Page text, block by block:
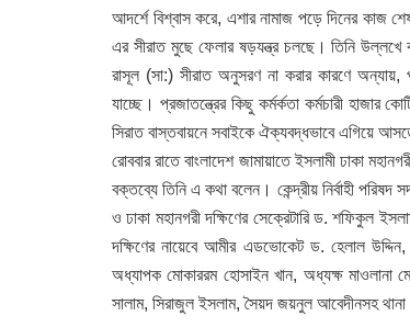
আদর্শে বিশ্বাস করে, এশার নামাজ পড়ে দিনের
এর সীরাত মুছে ফেলার ষড়যন্ত্র চলছে। তিনি উল্লখে
রাসূল (সা:) সীরাত অনুসরণ না করার কারণে
যাচ্ছে। প্রজাতন্ত্রের কিছু কর্মর্কতা কর্মচারী
সিরাত বাস্তবায়নে সবাইকে ঐক্যবদ্ধভাবে এগিয়ে
রোববার রাতে বাংলাদেশ জামায়াতে ইসলামী ঢাকা
বক্তব্যে তিনি এ কথা বলেন। কেন্দ্রীয় নির্বাহী
ও ঢাকা মহানগরী দক্ষিণের সেক্রেটারি ড. শফিকুল
দক্ষিণের নায়েবে আমীর এডভোকেট ড. হেলাল
অধ্যাপক মোকাররম হোসাইন খান, অধ্যক্ষ মাওলানা
সালাম, সিরাজুল ইসলাম, সৈয়দ জয়নুল আবেদীনসহ